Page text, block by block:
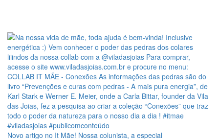
Novo artigo no It Mãe! Nossa colunista, a especial